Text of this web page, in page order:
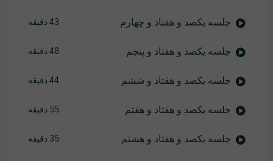
جلسه یکصد و هفتاد و چهارم 43 دقیقه
جلسه یکصد و هفتاد و پنجم 48 دقیقه
جلسه یکصد و هفتاد و ششم 44 دقیقه
جلسه یکصد و هفتاد و هفتم 55 دقیقه
جلسه یکصد و هفتاد و هشتم 35 دقیقه